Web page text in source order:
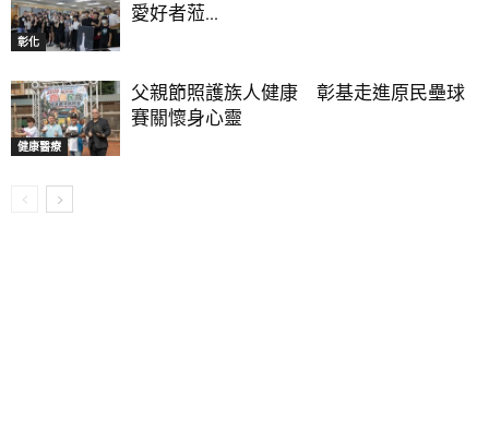
彰化
愛好者蒞...
健康醫療
父親節照護族人健康 彰基走進原民壘球
賽關懷身心靈